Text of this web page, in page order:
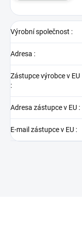
Výrobní společnost :
Adresa :
Zástupce výrobce v EU
:
Adresa zástupce v EU :
E-mail zástupce v EU :